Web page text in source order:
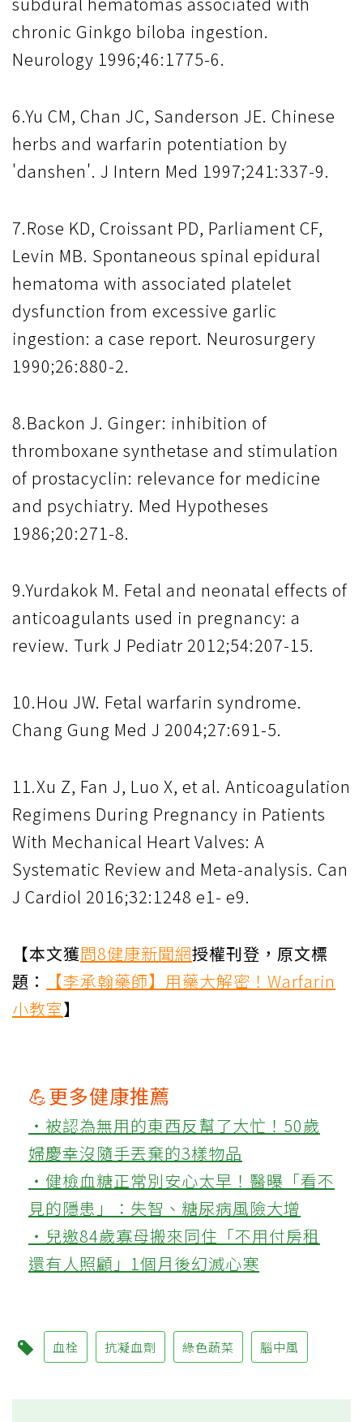
chronic Ginkgo biloba ingestion.
Neurology 1996;46:1775-6.
6.Yu CM, Chan JC, Sanderson JE. Chinese
herbs and warfarin potentiation by
'danshen'. J Intern Med 1997;241:337-9.
7.Rose KD, Croissant PD, Parliament CF,
Levin MB. Spontaneous spinal epidural
hematoma with associated platelet
dysfunction from excessive garlic
ingestion: a case report. Neurosurgery
1990;26:880-2.
8.Backon J. Ginger: inhibition of
thromboxane synthetase and stimulation
of prostacyclin: relevance for medicine
and psychiatry. Med Hypotheses
1986;20:271-8.
9.Yurdakok M. Fetal and neonatal effects of
anticoagulants used in pregnancy: a
review. Turk J Pediatr 2012;54:207-15.
10.Hou JW. Fetal warfarin syndrome.
Chang Gung Med J 2004;27:691-5.
11.Xu Z, Fan J, Luo X, et al. Anticoagulation
Regimens During Pregnancy in Patients
With Mechanical Heart Valves: A
Systematic Review and Meta-analysis. Can
J Cardiol 2016;32:1248 e1- e9.
【本文獲問8健康新聞網授權刊登，原文標
題：
【李承翰藥師】用藥大解密！Warfarin
小教室】
💪更多健康推薦
‧被認為無用的東西反幫了大忙！50歲
婦慶幸沒隨手丟棄的3樣物品
‧健檢血糖正常別安心太早！醫曝「看不
見的隱患」：失智、糖尿病風險大增
‧兒邀84歲寡母搬來同住「不用付房租
還有人照顧」1個月後幻滅心寒
血栓 抗凝血劑 綠色蔬菜 腦中風